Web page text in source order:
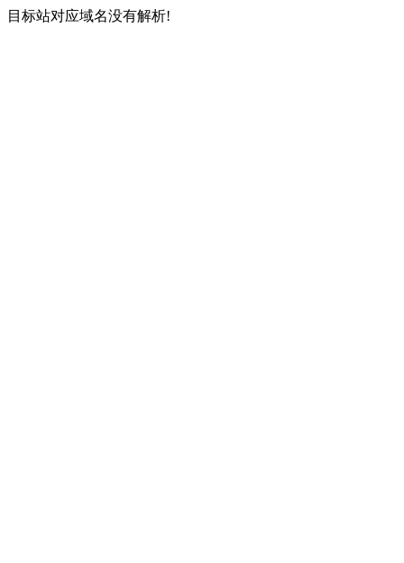
目标站对应域名没有解析!